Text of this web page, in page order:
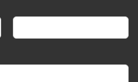
Last